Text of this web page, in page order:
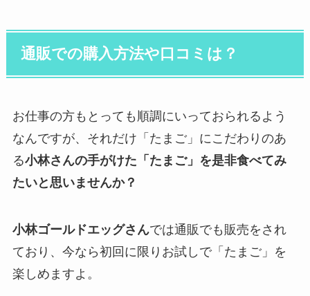
通販での購入方法や口コミは？
お仕事の方もとっても順調にいっておられるよう
なんですが、それだけ「たまご」にこだわりのあ
る小林さんの手がけた「たまご」を是非食べてみ
たいと思いませんか？
小林ゴールドエッグさんでは通販でも販売をされ
ており、今なら初回に限りお試しで「たまご」を
楽しめますよ。